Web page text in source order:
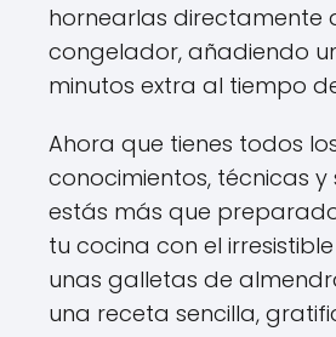
hornearlas directamente
congelador, añadiendo
minutos extra al tiempo
Ahora que tienes todos
conocimientos, técnicas y
estás más que
tu cocina con el
unas galletas de
una receta sencilla,